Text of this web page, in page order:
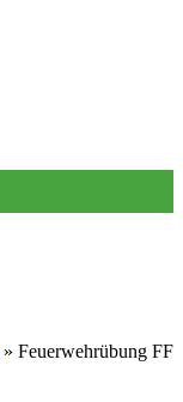
» Feuerwehrübung FF